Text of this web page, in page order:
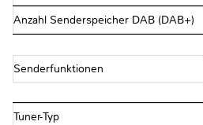
Anzahl Senderspeicher DAB (DAB+)
Senderfunktionen
Tuner-Typ